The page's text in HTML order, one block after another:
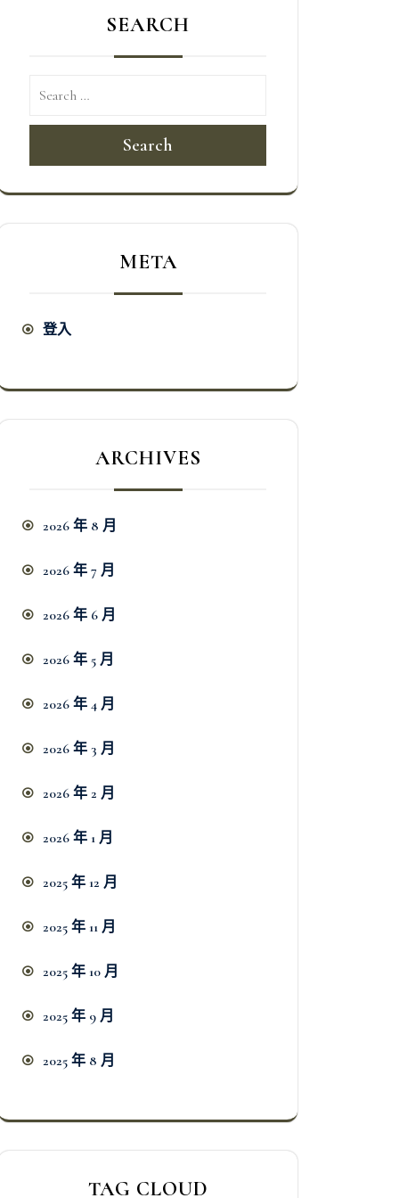
SEARCH
Search
META
登入
ARCHIVES
2026 年 8 月
2026 年 7 月
2026 年 6 月
2026 年 5 月
2026 年 4 月
2026 年 3 月
2026 年 2 月
2026 年 1 月
2025 年 12 月
2025 年 11 月
2025 年 10 月
2025 年 9 月
2025 年 8 月
TAG CLOUD